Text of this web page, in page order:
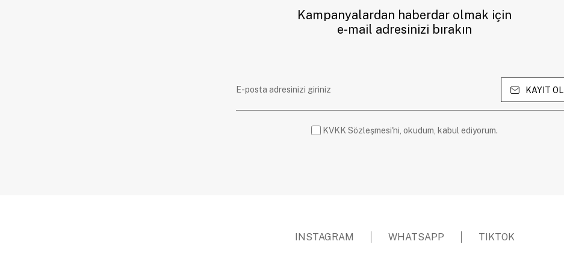
Kampanyalardan haberdar olmak için
e-mail adresinizi bırakın
KAYIT OL
KVKK Sözleşmesi'ni, okudum, kabul ediyorum.
INSTAGRAM WHATSAPP TIKTOK